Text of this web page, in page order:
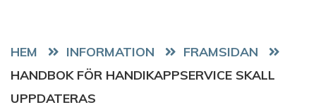
HEM
FRAMSIDAN
HANDBOK FÖR HANDIKAPPSERVICE SKALL
UPPDATERAS